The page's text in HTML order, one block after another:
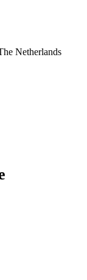
Netherlands